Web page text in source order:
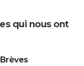
qui nous ont